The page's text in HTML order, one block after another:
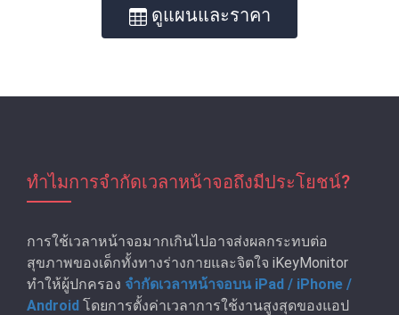
ดูแผนและราคา
ทําไมการจํากัดเวลาหน้าจอถึงมีประโยชน์?
การใช้เวลาหน้าจอมากเกินไปอาจส่งผลกระทบต่อ
สุขภาพของเด็กทั้งทางร่างกายและจิตใจ iKeyMonitor
ทำให้ผู้ปกครอง จํากัดเวลาหน้าจอบน iPad / iPhone /
Android โดยการตั้งค่าเวลาการใช้งานสูงสุดของแอป